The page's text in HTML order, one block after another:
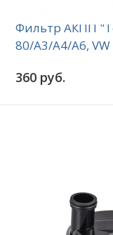
Фильтр АКПП
80/A3/A4/A6,
360 руб.